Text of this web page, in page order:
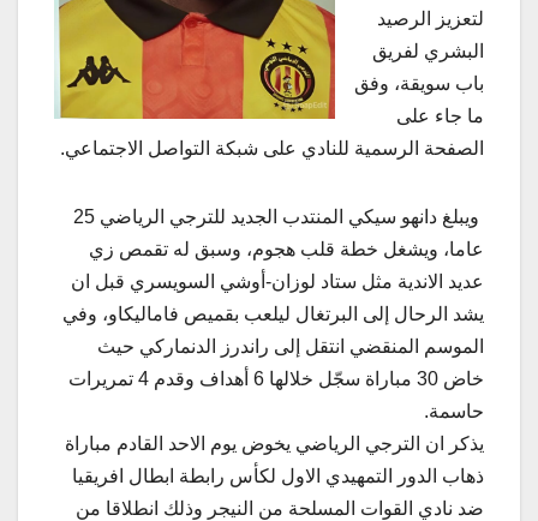
لتعزيز الرصيد
البشري لفريق
باب سويقة، وفق
ما جاء على
الصفحة الرسمية للنادي على شبكة التواصل الاجتماعي.
ويبلغ دانهو سيكي المنتدب الجديد للترجي الرياضي 25
عاما، ويشغل خطة قلب هجوم، وسبق له تقمص زي
عديد الاندية مثل ستاد لوزان-أوشي السويسري قبل ان
يشد الرحال إلى البرتغال ليلعب بقميص فاماليكاو، وفي
الموسم المنقضي انتقل إلى راندرز الدنماركي حيث
خاض 30 مباراة سجّل خلالها 6 أهداف وقدم 4 تمريرات
حاسمة.
يذكر ان الترجي الرياضي يخوض يوم الاحد القادم مباراة
ذهاب الدور التمهيدي الاول لكأس رابطة ابطال افريقيا
ضد نادي القوات المسلحة من النيجر وذلك انطلاقا من